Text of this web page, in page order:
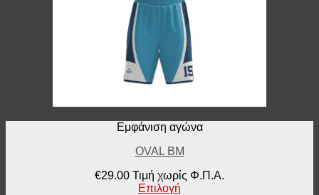
Εμφάνιση αγώνα
OVAL BM
€29.00 Τιμή χωρίς Φ.Π.Α.
Επιλογή